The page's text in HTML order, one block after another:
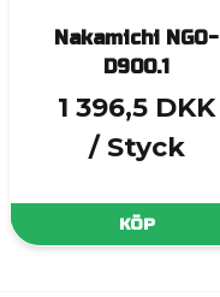
Nakamichi NGO-
D900.1
1 396,5 DKK
/ Styck
KÖP